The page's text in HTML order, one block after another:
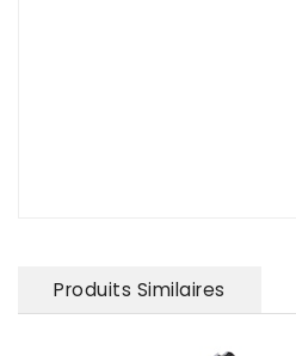
Produits Similaires